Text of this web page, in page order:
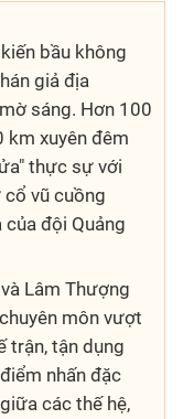
bầu không
giả địa
sáng. Hơn 100
xuyên đêm
thực sự với
vũ cuồng
của đội Quảng
Lâm Thượng
môn vượt
trận, tận dụng
nhấn đặc
các thế hệ,